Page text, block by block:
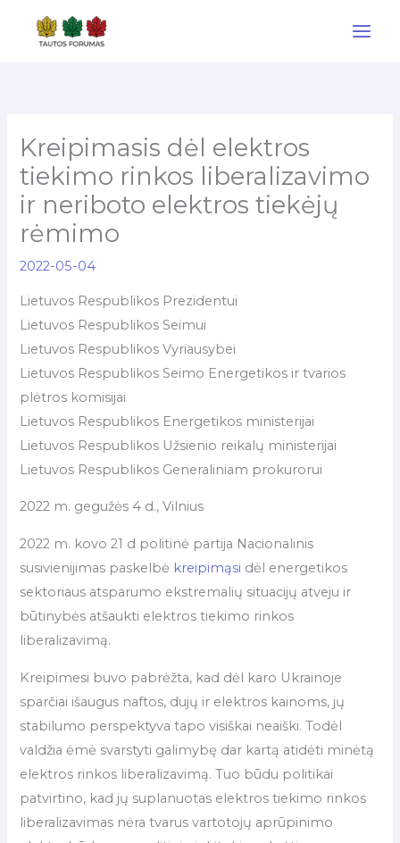
Kreipimasis dėl elektros
tiekimo rinkos liberalizavimo
ir neriboto elektros tiekėjų
rėmimo
2022-05-04
Lietuvos Respublikos Prezidentui
Lietuvos Respublikos Seimui
Lietuvos Respublikos Vyriausybei
Lietuvos Respublikos Seimo Energetikos ir tvarios
plėtros komisijai
Lietuvos Respublikos Energetikos ministerijai
Lietuvos Respublikos Užsienio reikalų ministerijai
Lietuvos Respublikos Generaliniam prokurorui
2022 m. gegužės 4 d., Vilnius
2022 m. kovo 21 d politinė partija Nacionalinis
susivienijimas paskelbė kreipimąsi dėl energetikos
sektoriaus atsparumo ekstremalių situacijų atveju ir
būtinybės atšaukti elektros tiekimo rinkos
liberalizavimą.
Kreipimesi buvo pabrėžta, kad dėl karo Ukrainoje
sparčiai išaugus naftos, dujų ir elektros kainoms, jų
stabilumo perspektyva tapo visiškai neaiški. Todėl
valdžia ėmė svarstyti galimybę dar kartą atidėti minėtą
elektros rinkos liberalizavimą. Tuo būdu politikai
patvirtino, kad jų suplanuotas elektros tiekimo rinkos
liberalizavimas nėra tvarus vartotojų aprūpinimo